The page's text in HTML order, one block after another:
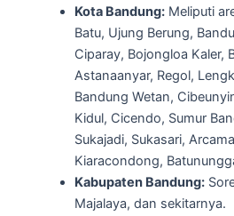
Kota Bandung:Meliputi
Batu, Ujung Berung,
Ciparay, Bojongloa Kaler,
Astanaanyar, Regol,
Bandung Wetan,
Kidul, Cicendo, Sumur
Sukajadi, Sukasari,
Kiaracondong,
Kabupaten Bandung:
Majalaya, dan sekitarnya.